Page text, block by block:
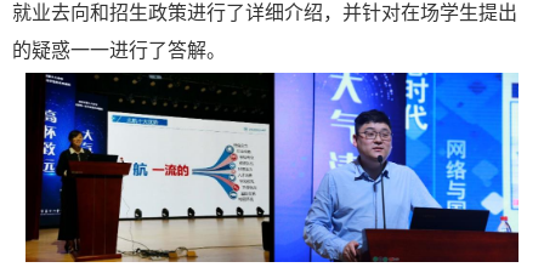
就业去向和招生政策进行了详细介绍，并针对在场学生提出
的疑惑一一进行了答解。